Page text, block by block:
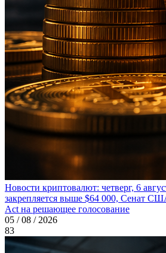
Новости криптовалют: четверг, 6
закрепляется выше $64 000, Сенат
Act на решающее голосование
05 / 08 / 2026
83